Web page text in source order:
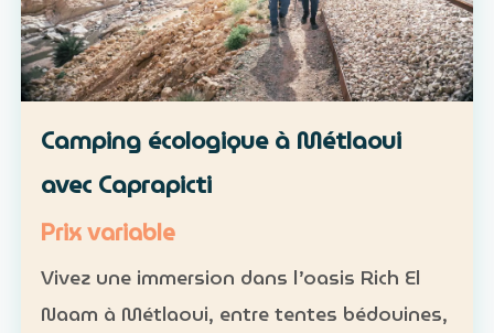
Camping écologique à Métlaoui
avec Caprapicti
Prix variable
Vivez une immersion dans l’oasis Rich El
Naam à Métlaoui, entre tentes bédouines,